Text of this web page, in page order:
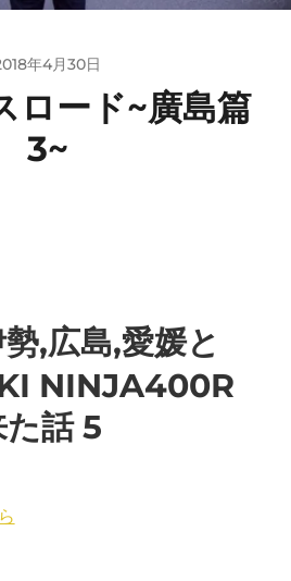
年4月30日
ロード~廣島篇
3~
,広島,愛媛と
NINJA400R
話 5